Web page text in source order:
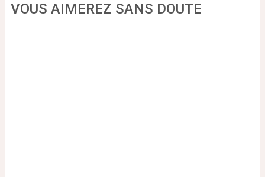
VOUS AIMEREZ SANS DOUTE